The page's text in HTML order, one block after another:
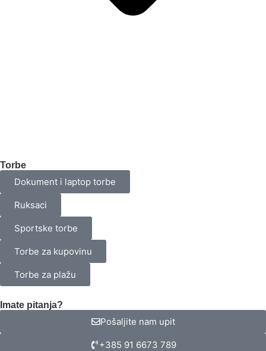
Torbe
Dokument i laptop torbe
Ruksaci
Sportske torbe
Torbe za kupovinu
Torbe za plažu
Imate pitanja?
Pošaljite nam upit
+385 91 6673 789